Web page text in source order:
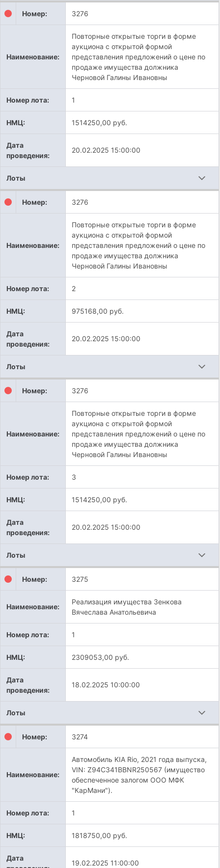
Номер: 3276
Наименование:
Повторные открытые торги в форме
аукциона с открытой формой
представления предложений о цене по
продаже имущества должника
Черновой Галины Ивановны
Номер лота: 1
НМЦ: 1514250,00 руб.
Дата
проведения:
20.02.2025 15:00:00
Лоты
Номер: 3276
Наименование:
Повторные открытые торги в форме
аукциона с открытой формой
представления предложений о цене по
продаже имущества должника
Черновой Галины Ивановны
Номер лота: 2
НМЦ: 975168,00 руб.
Дата
проведения:
20.02.2025 15:00:00
Лоты
Номер: 3276
Наименование:
Повторные открытые торги в форме
аукциона с открытой формой
представления предложений о цене по
продаже имущества должника
Черновой Галины Ивановны
Номер лота: 3
НМЦ: 1514250,00 руб.
Дата
проведения:
20.02.2025 15:00:00
Лоты
Номер: 3275
Наименование:
Реализация имущества Зенкова
Вячеслава Анатольевича
Номер лота: 1
НМЦ: 2309053,00 руб.
Дата
проведения:
18.02.2025 10:00:00
Лоты
Номер: 3274
Наименование:
Автомобиль KIA Rio, 2021 года выпуска,
VIN: Z94C341BBNR250567 (имущество
обеспеченное залогом ООО МФК
"КарМани").
Номер лота: 1
НМЦ: 1818750,00 руб.
Дата
19.02.2025 11:00:00